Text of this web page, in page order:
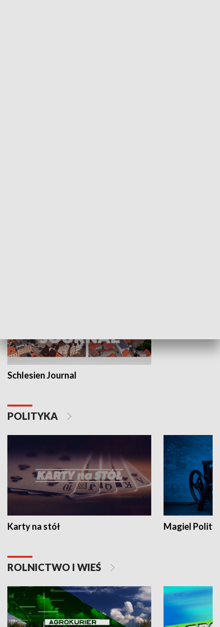
Schlesien Journal
POLITYKA
Karty na stół Magiel
ROLNICTWO I WIEŚ